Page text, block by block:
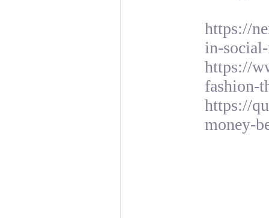
https://
in-
https://
fashion-
https://
money-